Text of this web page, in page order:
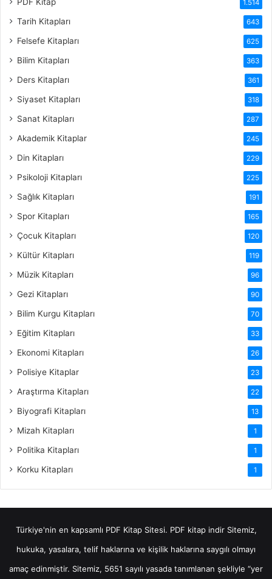
1.514
Tarih Kitapları 643
Felsefe Kitapları 625
Bilim Kitapları 363
Ders Kitapları 361
Siyaset Kitapları 318
Sanat Kitapları 287
Akademik Kitaplar 245
Din Kitapları 229
Psikoloji Kitapları 225
Sağlık Kitapları 191
Spor Kitapları 165
Çocuk Kitapları 120
Kültür Kitapları 119
Müzik Kitapları 96
Gezi Kitapları 90
Bilim Kurgu Kitapları 70
Eğitim Kitapları 33
Ekonomi Kitapları 26
Polisiye Kitaplar 23
Araştırma Kitapları 22
Biyografi Kitapları 13
Mizah Kitapları 1
Politika Kitapları 1
Korku Kitapları 1
Türkiye'nin en kapsamlı PDF Kitap Sitesi. PDF kitap indirSitemiz,
hukuka, yasalara, telif haklarına ve kişilik haklarına saygılı olmayı
amaç edinmiştir. Sitemiz, 5651 sayılı yasada tanımlanan şekliyle “yer